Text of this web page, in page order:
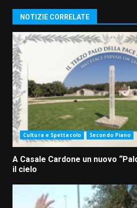
NOTIZIE CORRELATE
Cultura e Spettacolo Secondo Piano
A Casale Cardone un nuovo
il cielo